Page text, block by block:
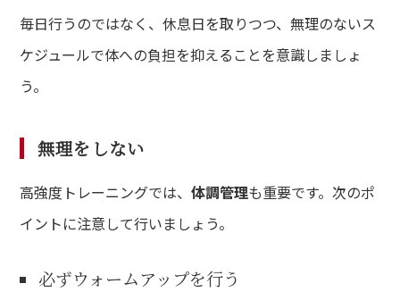
毎日行うのではなく、休息日を取りつつ、無理のないス
ケジュールで体への負担を抑えることを意識しましょ
う。
無理をしない
高強度トレーニングでは、体調管理も重要です。次のポ
イントに注意して行いましょう。
必ずウォームアップを行う